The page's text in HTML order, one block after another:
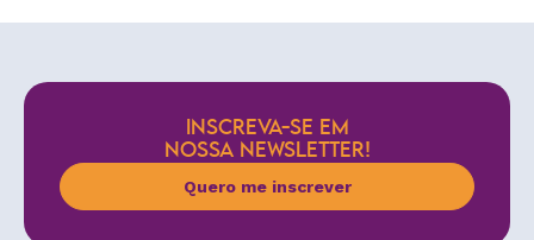
INSCREVA-SE EM
NOSSA NEWSLETTER!
Quero me inscrever